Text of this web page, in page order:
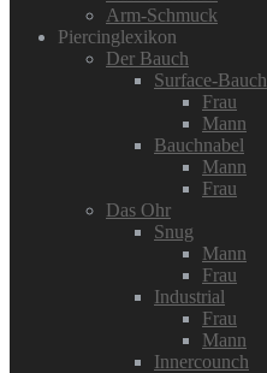
Arm-Schmuck
Piercinglexikon
Der Bauch
Surface-Bauch
Frau
Mann
Bauchnabel
Mann
Frau
Das Ohr
Snug
Mann
Frau
Industrial
Frau
Mann
Innercounch